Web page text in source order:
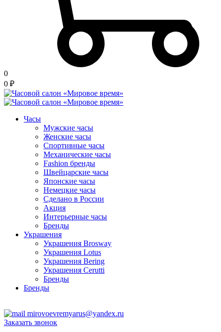
0
0 ₽
Часы
Мужские часы
Женские часы
Спортивные часы
Механические часы
Fashion бренды
Швейцарские часы
Японские часы
Немецкие часы
Сделано в России
Акция
Интерьерные часы
Бренды
Украшения
Украшения Brosway
Украшения Lotus
Украшения Bering
Украшения Cerutti
Бренды
Бренды
mirovoevremyarus@yandex.ru
Заказать звонок